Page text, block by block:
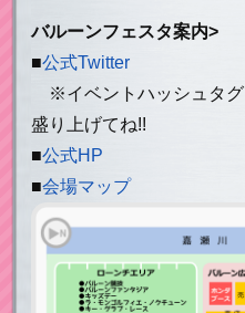
バルーンフェスタ案内>
■公式Twitter
※イベントハッシュタグ
盛り上げてね!!
■公式HP
■会場マップ